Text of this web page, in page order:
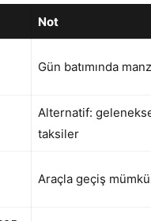
Not
Gün batımında
Alternatif:
taksiler
Araçla geçiş